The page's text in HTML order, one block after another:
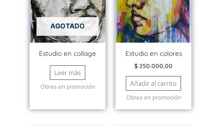
AGOTADO
Estudio en collage
Leer más
Obras en promoción
Estudio en colores
$ 250.000,00
Añadir al carrito
Obras en promoción